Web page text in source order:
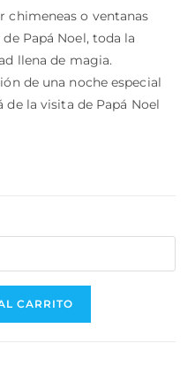
chimeneas o ventanas
Papá Noel, toda la
llena de magia.
de una noche especial
la visita de Papá Noel
CARRITO